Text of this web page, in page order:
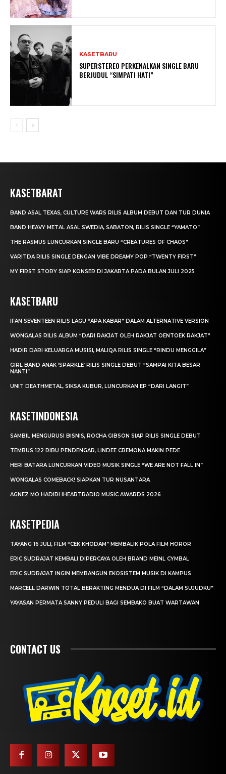
KASETBARU
SUPERSTEREO PERKENALKAN SINGLE BARU
BERJUDUL “SIMPATI HATI”
KASETBARAT
BAND ASAL TEXAS, CULTURE WARS RILIS ALBUM DEBUT DAN TUR DUNIA
BAND HEAVY METAL ASAL SWEDIA, SABATON, RILIS SINGLE “YAMATO”
THE RASMUS LUNCURKAN SINGLE BARU “CREATURES OF CHAOS”
VARITDA RILIS SINGLE DENGAN VIBE DREAMY POP “TWENTY FIRST”
MY FIRST STORY SIAP KONSER DI JAKARTA PADA BULAN JULI 2025
KASETBARU
IFAN SEVENTEEN RILIS LAGU “APA KABAR” DALAM ALTERNATIVE VERSION
WONGALAS RILIS ALBUM “DARI RAKJAT OLEH RAKJAT OENTOEK RAKJAT”
HADIR DARI KELUARGA MUSISI, MALIQA RILIS SINGLE “RINDU MENGGILA”
GIRL BAND ANAK ‘SPARKLE’ RILIS SINGLE DEBUT “SAMPAI KITA BESAR
NANTI”
UNIT DEATHMETAL, SIKSA KUBUR, LUNCURKAN EP “DARI LANGIT”
KASETINDONESIA
SAMBIL MENGURUSI BISNIS, ROCHA GIBSON SIAP RILIS SINGLE DEBUT
TEMBUS 122 RIBU PENDENGAR, LINDEE CREMONA MAKIN PEDE
HERI BATARA LUNCURKAN VIDEO MUSIK SINGLE “WE ARE NOT FALL IN”
WONGALAS COMEBACK! SIAPKAN TUR NUSANTARA
AGNEZ MO HADIRI IHEARTRADIO MUSIC AWARDS 2026
KASETPEDIA
TAYANG 16 JULI, FILM “CEK KHODAM” MEMBALIK POLA FILM HOROR
ERIC SUDRAJAT KEMBALI DIPERCAYA OLEH BRAND MEINL CYMBAL
ERIC SUDRAJAT INGIN MEMBANGUN EKOSISTEM MUSIK DI KAMPUS
MARCELL DARWIN TOTAL BERAKTING MENDUA DI FILM “DALAM SUJUDKU”
YAYASAN PERMATA SANNY PEDULI BAGI SEMBAKO BUAT WARTAWAN
CONTACT US